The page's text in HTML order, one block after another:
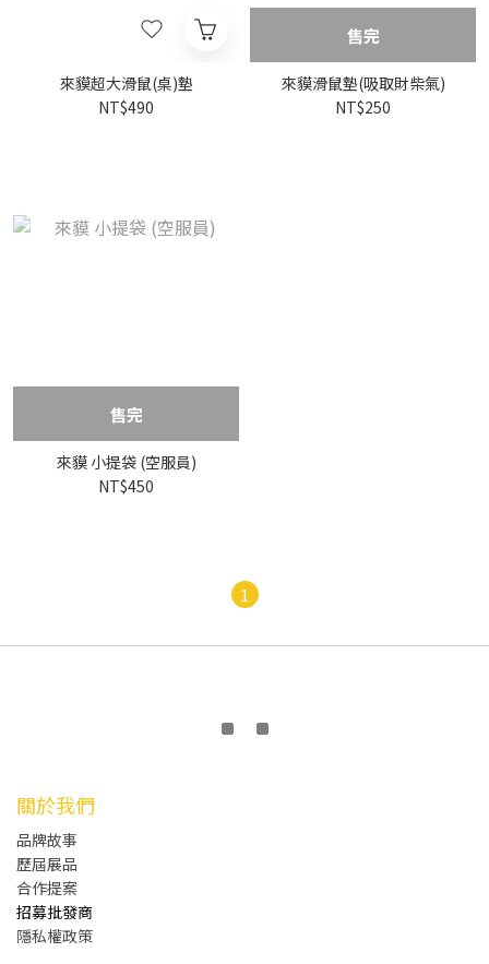
來貘超大滑鼠(桌)墊
NT$490
售完
來貘滑鼠墊(吸取財柴氣)
NT$250
售完
來貘 小提袋 (空服員)
NT$450
1
關於我們
品牌故事
歷屆展品
合作提案
招募批發商
隱私權政策